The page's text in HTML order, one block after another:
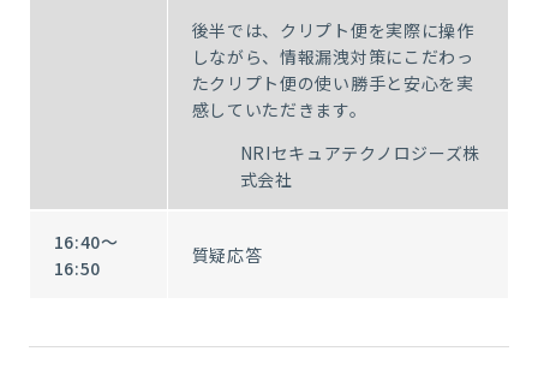
後半では、クリプト便を実際に操作
しながら、情報漏洩対策にこだわっ
たクリプト便の使い勝手と安心を実
感していただきます。
NRIセキュアテクノロジーズ株
式会社
16:40～
16:50
質疑応答